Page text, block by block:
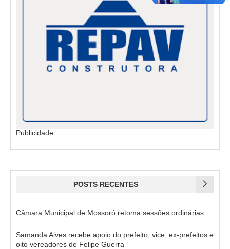
Publicidade
POSTS RECENTES
Câmara Municipal de Mossoró retoma sessões ordinárias
Samanda Alves recebe apoio do prefeito, vice, ex-prefeitos e
oito vereadores de Felipe Guerra